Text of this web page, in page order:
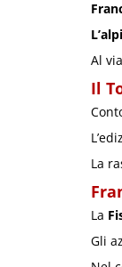
Al
Il
La
La
Gli